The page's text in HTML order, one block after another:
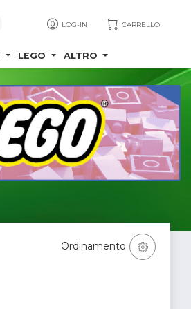
LOG-IN CARRELLO
LEGO ALTRO
Ordinamento